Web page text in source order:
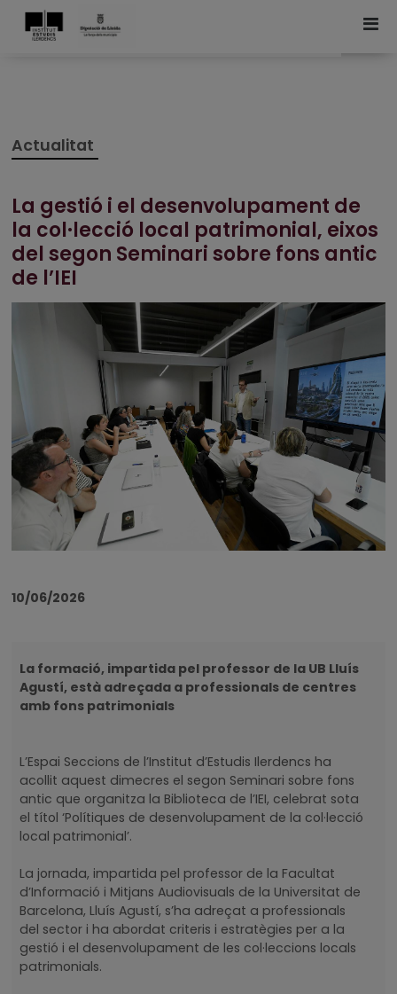
Actualitat
La gestió i el desenvolupament de
la col·lecció local patrimonial, eixos
del segon Seminari sobre fons antic
de l’IEI
10/06/2026
La formació, impartida pel professor de la UB Lluís
Agustí, està adreçada a professionals de centres
amb fons patrimonials
L’Espai Seccions de l’Institut d’Estudis Ilerdencs ha
acollit aquest dimecres el segon Seminari sobre fons
antic que organitza la Biblioteca de l’IEI, celebrat sota
el títol ‘Polítiques de desenvolupament de la col·lecció
local patrimonial’.
La jornada, impartida pel professor de la Facultat
d’Informació i Mitjans Audiovisuals de la Universitat de
Barcelona, Lluís Agustí, s’ha adreçat a professionals
del sector i ha abordat criteris i estratègies per a la
gestió i el desenvolupament de les col·leccions locals
patrimonials.